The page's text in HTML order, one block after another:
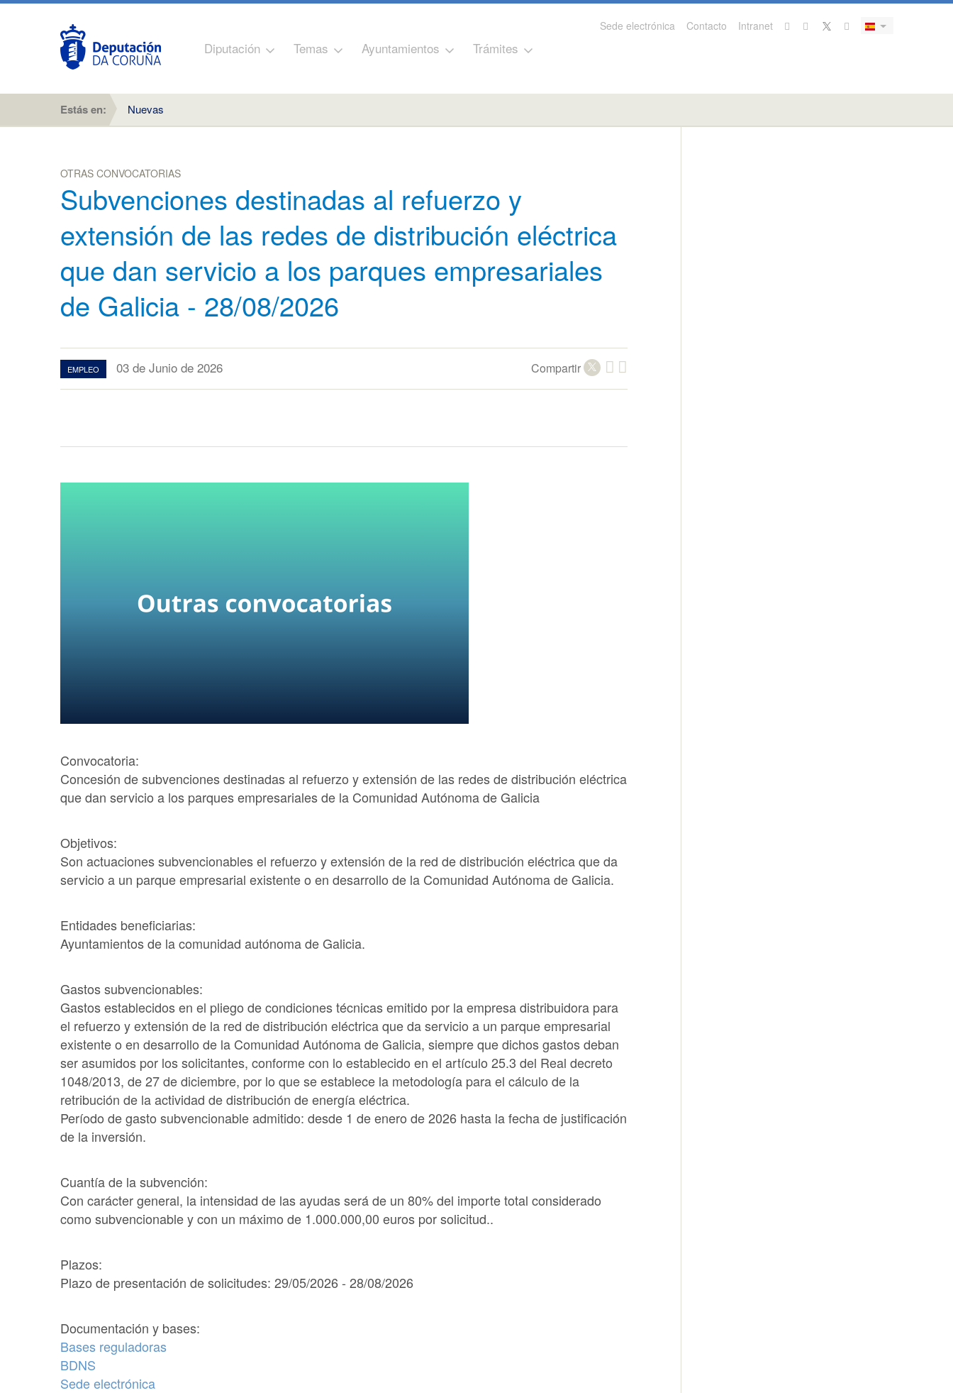
Sede electrónica Contacto Intranet
Diputación Temas Ayuntamientos Trámites
Estás en: Nuevas
OTRAS CONVOCATORIAS
Subvenciones destinadas al refuerzo y
extensión de las redes de distribución eléctrica
que dan servicio a los parques empresariales
de Galicia - 28/08/2026
EMPLEO 03 de Junio de 2026 Compartir
Convocatoria:
Concesión de subvenciones destinadas al refuerzo y extensión de las redes de distribución eléctrica
que dan servicio a los parques empresariales de la Comunidad Autónoma de Galicia
Objetivos:
Son actuaciones subvencionables el refuerzo y extensión de la red de distribución eléctrica que da
servicio a un parque empresarial existente o en desarrollo de la Comunidad Autónoma de Galicia.
Entidades beneficiarias:
Ayuntamientos de la comunidad autónoma de Galicia.
Gastos subvencionables:
Gastos establecidos en el pliego de condiciones técnicas emitido por la empresa distribuidora para
el refuerzo y extensión de la red de distribución eléctrica que da servicio a un parque empresarial
existente o en desarrollo de la Comunidad Autónoma de Galicia, siempre que dichos gastos deban
ser asumidos por los solicitantes, conforme con lo establecido en el artículo 25.3 del Real decreto
1048/2013, de 27 de diciembre, por lo que se establece la metodología para el cálculo de la
retribución de la actividad de distribución de energía eléctrica.
Período de gasto subvencionable admitido: desde 1 de enero de 2026 hasta la fecha de justificación
de la inversión.
Cuantía de la subvención:
Con carácter general, la intensidad de las ayudas será de un 80% del importe total considerado
como subvencionable y con un máximo de 1.000.000,00 euros por solicitud..
Plazos:
Plazo de presentación de solicitudes: 29/05/2026 - 28/08/2026
Documentación y bases:
Bases reguladoras
BDNS
Sede electrónica